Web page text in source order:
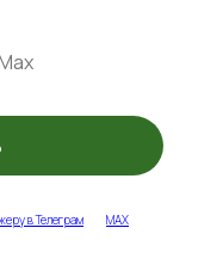
в Телеграм MAX